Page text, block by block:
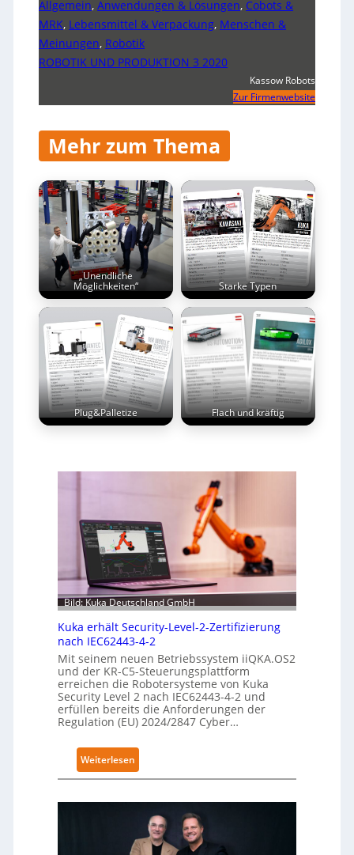
Allgemein,Anwendungen & Lösungen, Cobots &
MRK, Lebensmittel & Verpackung, Menschen &
Meinungen, Robotik
ROBOTIK UND PRODUKTION 3 2020
Kassow Robots
Zur Firmenwebsite
Mehr zum Thema
„Unendliche
Möglichkeiten“ Starke Typen
Plug&Palletize Flach und kräftig
Bild: Kuka Deutschland GmbH
Kuka erhält Security-Level-2-Zertifizierung
nach IEC62443-4-2
Mit seinem neuen Betriebssystem iiQKA.OS2
und der KR-C5-Steuerungsplattform
erreichen die Robotersysteme von Kuka
Security Level 2 nach IEC62443-4-2 und
erfüllen bereits die Anforderungen der
Regulation (EU) 2024/2847 Cyber…
Weiterlesen
K
e